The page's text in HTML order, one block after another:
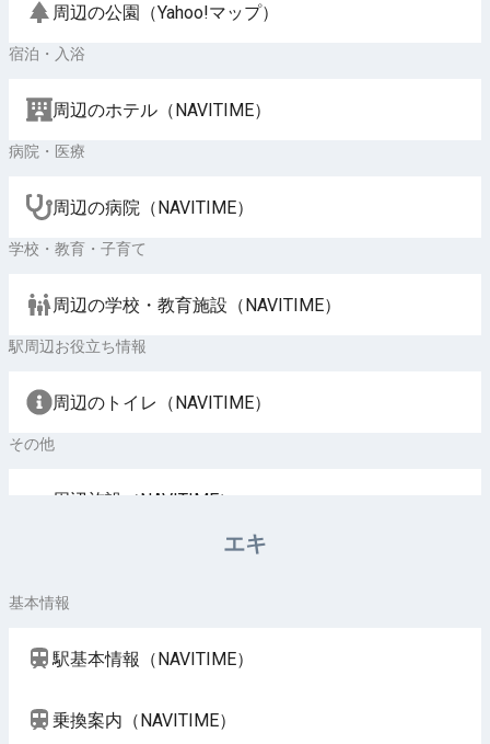
周辺の公園（Yahoo!マップ）
宿泊・入浴
周辺のホテル（NAVITIME）
病院・医療
周辺の病院（NAVITIME）
学校・教育・子育て
周辺の学校・教育施設（NAVITIME）
駅周辺お役立ち情報
周辺のトイレ（NAVITIME）
その他
周辺施設（NAVITIME）
エキ
基本情報
駅基本情報（NAVITIME）
乗換案内（NAVITIME）